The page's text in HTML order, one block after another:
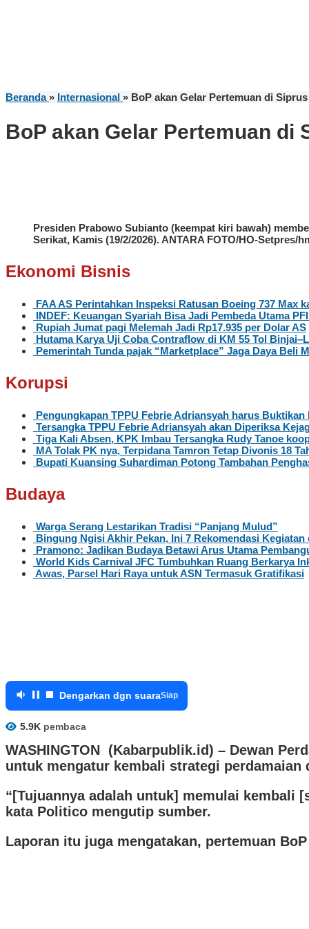
Beranda » Internasional » BoP akan Gelar Pertemuan di
BoP akan Gelar Pertemuan di
Presiden Prabowo Subianto (keempat kiri bawah)
Serikat, Kamis (19/2/2026). ANTARA FOTO/HO-Setpres/
Ekonomi Bisnis
FAA AS Perintahkan Inspeksi Ratusan Boeing 737 Max
INDEF: Keuangan Syariah Bisa Jadi Pembeda Utama
Rupiah Jumat pagi Melemah Jadi Rp17.935 per Dolar AS
Hutama Karya Uji Coba Contraflow di KM 55 Tol
Pemerintah Tunda pajak “Marketplace” Jaga Daya Beli
Korupsi
Pengungkapan TPPU Febrie Adriansyah harus Buktikan
Tersangka TPPU Febrie Adriansyah akan Diperiksa
Tiga Kali Absen, KPK Imbau Tersangka Rudy Tanoe
MA Tolak PK nya, Terpidana Tamron Tetap Divonis 18
Bupati Kuansing Suhardiman Potong Tambahan
Budaya
Warga Serang Lestarikan Tradisi “Panjang Mulud”
Bingung Ngisi Akhir Pekan, Ini 7 Rekomendasi Kegiatan
Pramono: Jadikan Budaya Betawi Arus Utama
World Kids Carnival JFC Tumbuhkan Ruang Berkarya
Awas, Parsel Hari Raya untuk ASN Termasuk Gratifikasi
Dengarkan dgn suaraSiap
5.9K pembaca
WASHINGTON (Kabarpublik.id) – Dewan
untuk mengatur kembali strategi
“[Tujuannya adalah untuk] memulai kembali
kata Politico mengutip sumber.
Laporan itu juga mengatakan, pertemuan